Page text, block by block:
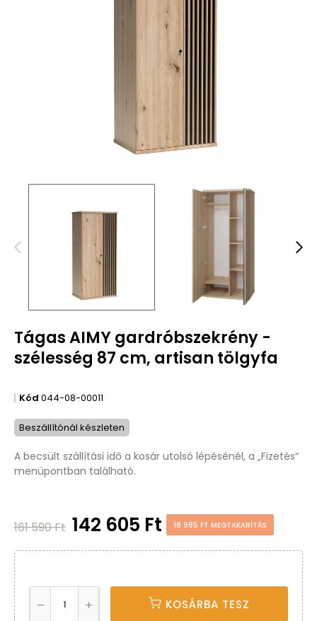
Tágas AIMY gardróbszekrény -
szélesség 87 cm, artisan tölgyfa
Kód 044-08-00011
Beszállítónál készleten
A becsült szállítási idő a kosár utolsó lépésénél, a „Fizetés“
menüpontban található.
161 590 Ft 142 605 Ft 18 985 FT MEGTAKARÍTÁS
KOSÁRBA TESZ